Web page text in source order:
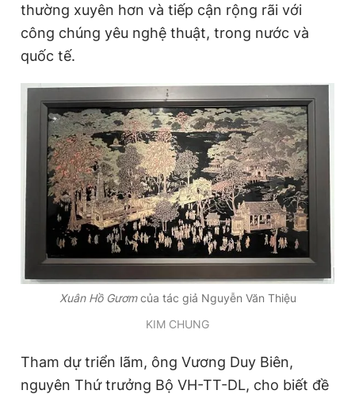
thường xuyên hơn và tiếp cận rộng rãi với
công chúng yêu nghệ thuật, trong nước và
quốc tế.
Xuân Hồ Gươmcủa tác giả Nguyễn Văn Thiệu
KIM CHUNG
Tham dự triển lãm, ông Vương Duy Biên,
nguyên Thứ trưởng Bộ VH-TT-DL, cho biết đề